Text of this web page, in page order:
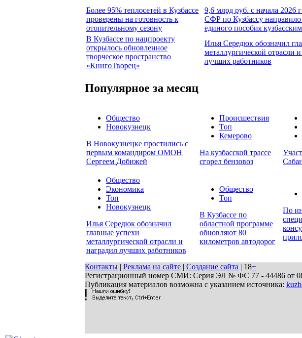
Более 95% теплосетей в Кузбассе
проверены на готовность к
отопительному сезону
9,6 млрд руб. с начала 2026
СФР по Кузбассу
единого пособия
В Кузбассе по нацпроекту
открылось обновленное
творческое пространство
«КнигоТворец»
Илья Середюк обозначил
металлургической отрасли
лучших работников
Популярное за месяц
Общество
Новокузнецк
В Новокузнецке простились с
первым командиром ОМОН
Сергеем Добижей
Происшествия
Топ
Кемерово
На кузбасской трассе
сгорел бензовоз
Общество
Экономика
Топ
Новокузнецк
Илья Середюк обозначил
главные успехи
металлургической отрасли и
наградил лучших работников
Общество
Топ
В Кузбассе по
областной программе
обновляют 80
километров автодорог
По
Контакты | Реклама на сайте | Создание сайта | 18+
Регистрационный номер СМИ: Серия ЭЛ № ФС 77 - 44486 от
Публикация материалов возможна с указанием источника: